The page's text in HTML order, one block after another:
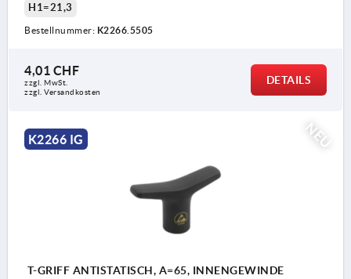
H1=21,3
Bestellnummer: K2266.5505
4,01 CHF
zzgl. MwSt.
zzgl. Versandkosten
DETAILS
NEU
K2266 IG
T-GRIFF ANTISTATISCH, A=65, INNENGEWINDE